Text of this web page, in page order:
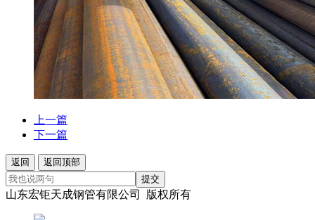
上一篇
下一篇
返回
返回顶部
提交
山东宏钜天成钢管有限公司 版权所有